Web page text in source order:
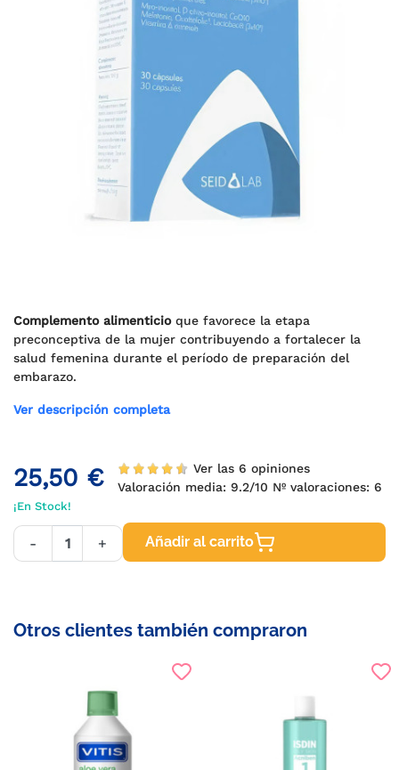
Complemento alimenticioque favorece la etapa
preconceptiva de la mujer contribuyendo a fortalecer la
salud femenina durante el período de preparación del
embarazo.
Ver descripción completa
25,50 €
Ver las 6 opiniones
Valoración media: 9.2/10 Nº valoraciones:6
¡En Stock!
- + Añadir al carrito
Otros clientes también compraron